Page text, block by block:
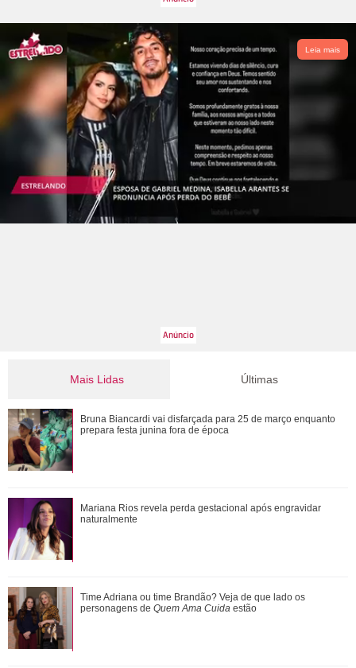
Leia mais
Mais Lidas
Verdadeiras xérox! Confira mães e filhas famosas que são
super parecidas
Mariana Rios revela perda gestacional após engravidar
naturalmente
Ele cresceu! Veja evolução de Marcelo Sangalo, filho de
Ivete Sangalo e Daniel Cady
Últimas
Bruna Biancardi vai disfarçada para 25 de março enquanto
prepara festa junina fora de época
Mariana Rios revela perda gestacional após engravidar
naturalmente
Time Adriana ou time Brandão? Veja de que lado os
personagens de Quem Ama Cuida estão